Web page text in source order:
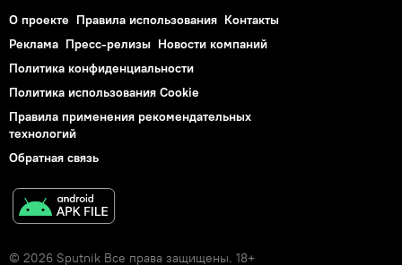
О проекте Правила использования Контакты
Реклама Пресс-релизы Новости компаний
Политика конфиденциальности
Политика использования Cookie
Правила применения рекомендательных
технологий
Обратная связь
© 2026 Sputnik Все права защищены. 18+